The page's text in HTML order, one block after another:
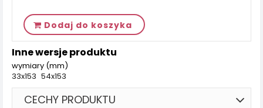
Dodaj do koszyka
Inne wersje produktu
wymiary (mm)
33x153 54x153
CECHY PRODUKTU